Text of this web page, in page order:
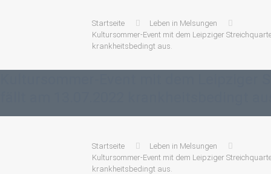
Startseite
Leben in Melsungen
Kultursommer-Event mit dem Leipziger
krankheitsbedingt aus.
Startseite
Leben in Melsungen
Kultursommer-Event mit dem Leipziger
krankheitsbedingt aus.